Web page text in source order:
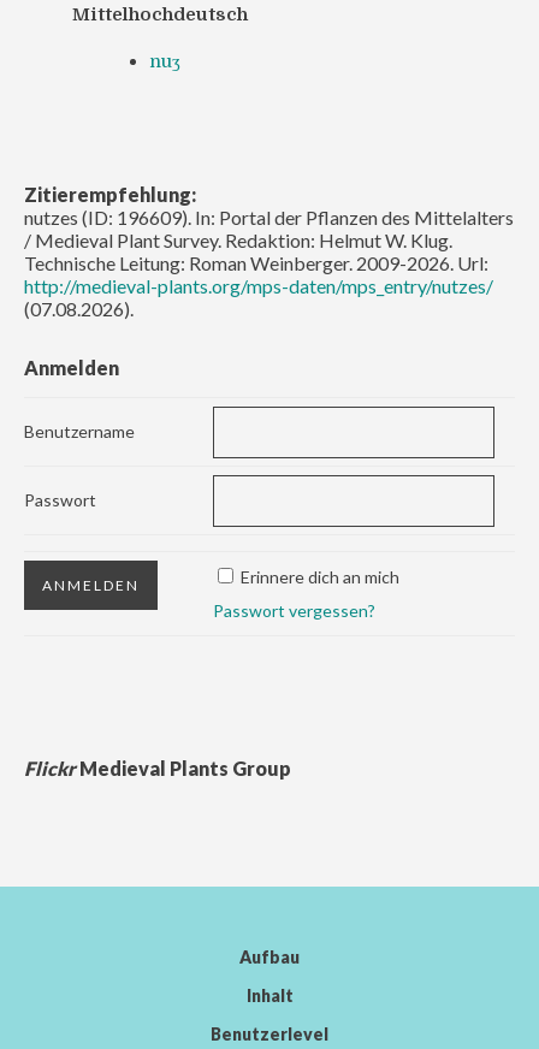
Mittelhochdeutsch
nuʒ
Zitierempfehlung:
nutzes (ID: 196609). In: Portal der Pflanzen des Mittelalters
/ Medieval Plant Survey. Redaktion: Helmut W. Klug.
Technische Leitung: Roman Weinberger. 2009-2026. Url:
http://medieval-plants.org/mps-daten/mps_entry/nutzes/
(07.08.2026).
Anmelden
Benutzername
Passwort
Erinnere dich an mich
Passwort vergessen?
FlickrMedieval Plants Group
Aufbau
Inhalt
Benutzerlevel